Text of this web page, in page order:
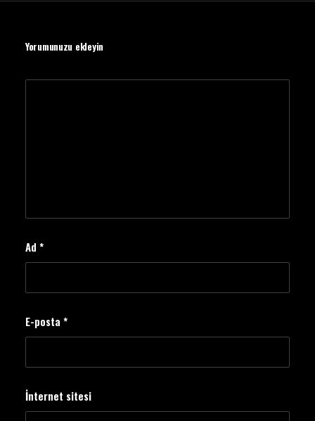
Yorumunuzu ekleyin
Ad *
E-posta *
İnternet sitesi